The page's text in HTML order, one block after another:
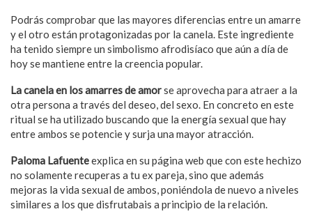
Podrás comprobar que las mayores diferencias entre un amarre
y el otro están protagonizadas por la canela. Este ingrediente
ha tenido siempre un simbolismo afrodisíaco que aún a día de
hoy se mantiene entre la creencia popular.
La canela en los amarres de amorse aprovecha para atraer a la
otra persona a través del deseo, del sexo. En concreto en este
ritual se ha utilizado buscando que la energía sexual que hay
entre ambos se potencie y surja una mayor atracción.
Paloma Lafuenteexplica en su página web que con este hechizo
no solamente recuperas a tu ex pareja, sino que además
mejoras la vida sexual de ambos, poniéndola de nuevo a niveles
similares a los que disfrutabais a principio de la relación.